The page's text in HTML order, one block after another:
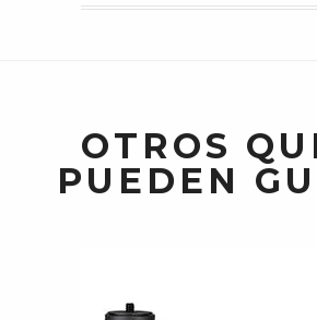
OTROS
PUEDEN